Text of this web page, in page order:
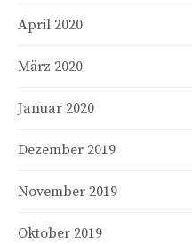
April 2020
März 2020
Januar 2020
Dezember 2019
November 2019
Oktober 2019